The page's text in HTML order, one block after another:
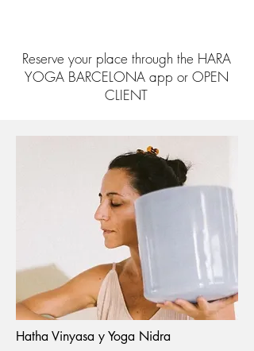
Reserve your place through the HARA
YOGA BARCELONA app or OPEN
CLIENT
Hatha Vinyasa y Yoga Nidra